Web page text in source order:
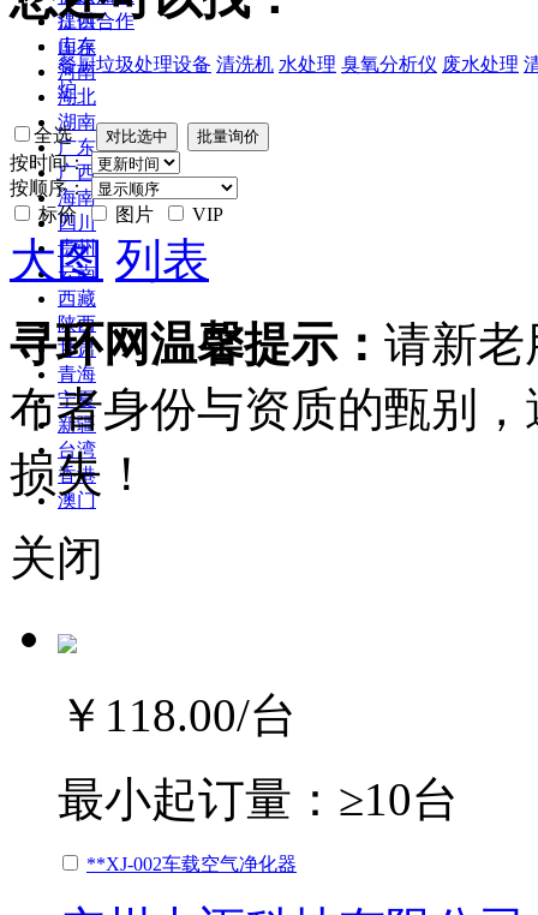
江西
山东
河南
湖北
湖南
广东
广西
海南
四川
贵州
云南
西藏
陕西
甘肃
青海
宁夏
新疆
台湾
香港
澳门
提供合作
库存
餐厨垃圾处理设备 清洗机 水处理 臭氧分析仪 废水处理
炉
全选
按时间：
按顺序：
标价
图片 VIP
大图 列表
寻环网温馨提示： 请新老
布者身份与资质的甄别
损失！
关闭
￥118.00/台
最小起订量： ≥10台
**XJ-002车载空气净化器